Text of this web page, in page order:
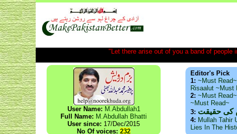
"Let there arise out of you a band of
User Name: M.Abdullah1
Full Name: M.Abdullah Bhatti
User since: 17/Dec/2015
No Of voices: 232
Editor's Pick
1: ~Must
Risaalut ~Must
2: ~Must
~Must Read~
3: کی حقیقت
4: Mullah Tahir
Lies In The